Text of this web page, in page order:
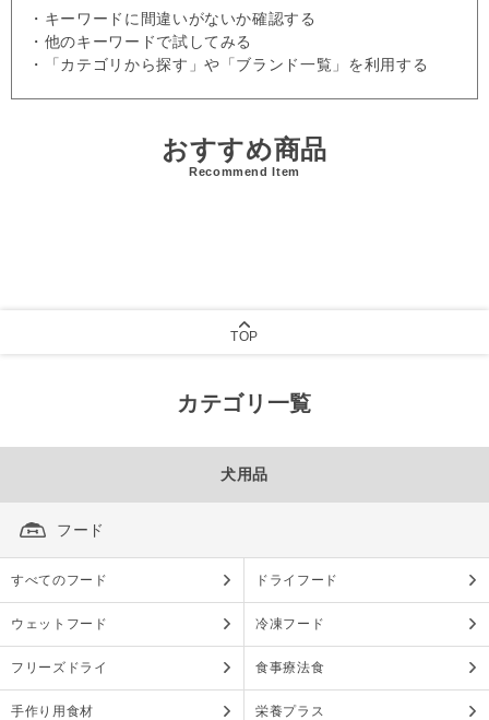
・キーワードに間違いがないか確認する
・他のキーワードで試してみる
・「カテゴリから探す」や「ブランド一覧」を利用する
おすすめ商品
Recommend Item
TOP
カテゴリ一覧
犬用品
フード
すべてのフード ドライフード
ウェットフード 冷凍フード
フリーズドライ 食事療法食
手作り用食材 栄養プラス